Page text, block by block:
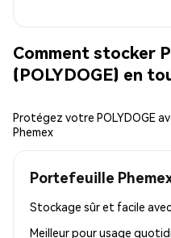
Comment stocker
(POLYDOGE) en
Protégez votre POLYDOGE
Phemex
Portefeuille
Stockage sûr et facile avec
Meilleur pourusage